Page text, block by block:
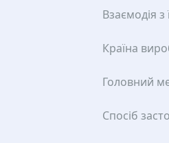
Взаємодія
Країна
Головний
Спосіб